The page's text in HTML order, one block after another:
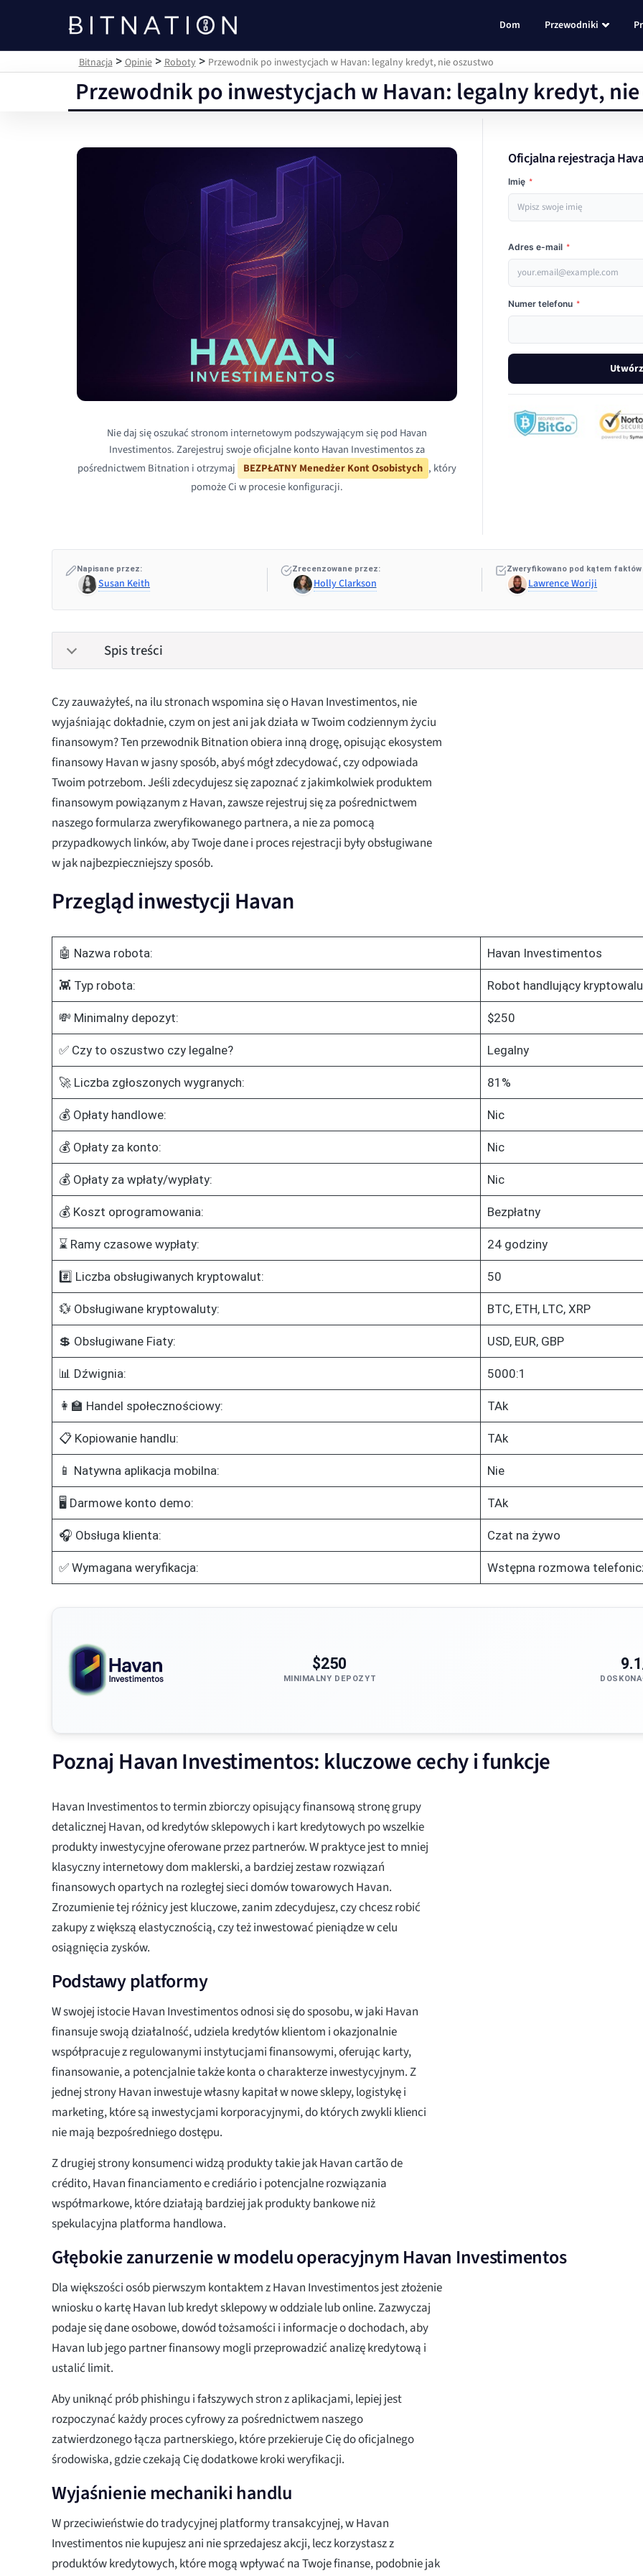
Bitnacja
Dom Przewodniki
Bitnacja >Opinie>Roboty> Przewodnik po inwestycjach w Havan: legalny kredyt, nie oszustwo
Przewodnik po inwestycjach w Havan: legalny kredyt,
Nie daj się oszukać stronom internetowym podszywającym się pod Havan
Investimentos. Zarejestruj swoje oficjalne konto Havan Investimentos za
pośrednictwem Bitnation i otrzymaj
BEZPŁATNY Menedżer Kont Osobistych , który
pomoże Ci w procesie konfiguracji.
Oficjalna rejestracja
Imię *
Adres e-mail *
Numer telefonu *
Napisane przez:
Susan Keith
Zrecenzowane przez:
Holly Clarkson
Zweryfikowano pod kątem
Lawrence Woriji
Spis treści
Czy zauważyłeś, na ilu stronach wspomina się o Havan Investimentos, nie
wyjaśniając dokładnie, czym on jest ani jak działa w Twoim codziennym życiu
finansowym? Ten przewodnik Bitnation obiera inną drogę, opisując ekosystem
finansowy Havan w jasny sposób, abyś mógł zdecydować, czy odpowiada
Twoim potrzebom. Jeśli zdecydujesz się zapoznać z jakimkolwiek produktem
finansowym powiązanym z Havan, zawsze rejestruj się za pośrednictwem
naszego formularza zweryfikowanego partnera, a nie za pomocą
przypadkowych linków, aby Twoje dane i proces rejestracji były obsługiwane
w jak najbezpieczniejszy sposób.
Przegląd inwestycji Havan
🤖 Nazwa robota: Havan Investimentos
👾 Typ robota: Robot handlujący
💸 Minimalny depozyt: $250
✅ Czy to oszustwo czy legalne? Legalny
🚀 Liczba zgłoszonych wygranych: 81%
💰 Opłaty handlowe: Nic
💰 Opłaty za konto: Nic
💰 Opłaty za wpłaty/wypłaty: Nic
💰 Koszt oprogramowania: Bezpłatny
⌛ Ramy czasowe wypłaty: 24 godziny
#️⃣ Liczba obsługiwanych kryptowalut: 50
💱 Obsługiwane kryptowaluty: BTC, ETH, LTC, XRP
💲 Obsługiwane Fiaty: USD, EUR, GBP
📊 Dźwignia: 5000:1
👩‍🏫 Handel społecznościowy: TAk
📋 Kopiowanie handlu: TAk
📱 Natywna aplikacja mobilna: Nie
🖥️ Darmowe konto demo: TAk
🎧 Obsługa klienta: Czat na żywo
✅ Wymagana weryfikacja: Wstępna rozmowa
$250
MINIMALNY DEPOZYT
Poznaj Havan Investimentos: kluczowe cechy i funkcje
Havan Investimentos to termin zbiorczy opisujący finansową stronę grupy
detalicznej Havan, od kredytów sklepowych i kart kredytowych po wszelkie
produkty inwestycyjne oferowane przez partnerów. W praktyce jest to mniej
klasyczny internetowy dom maklerski, a bardziej zestaw rozwiązań
finansowych opartych na rozległej sieci domów towarowych Havan.
Zrozumienie tej różnicy jest kluczowe, zanim zdecydujesz, czy chcesz robić
zakupy z większą elastycznością, czy też inwestować pieniądze w celu
osiągnięcia zysków.
Podstawy platformy
W swojej istocie Havan Investimentos odnosi się do sposobu, w jaki Havan
finansuje swoją działalność, udziela kredytów klientom i okazjonalnie
współpracuje z regulowanymi instytucjami finansowymi, oferując karty,
finansowanie, a potencjalnie także konta o charakterze inwestycyjnym. Z
jednej strony Havan inwestuje własny kapitał w nowe sklepy, logistykę i
marketing, które są inwestycjami korporacyjnymi, do których zwykli klienci
nie mają bezpośredniego dostępu.
Z drugiej strony konsumenci widzą produkty takie jak Havan cartão de
crédito, Havan financiamento e crediário i potencjalne rozwiązania
współmarkowe, które działają bardziej jak produkty bankowe niż
spekulacyjna platforma handlowa.
Głębokie zanurzenie w modelu operacyjnym Havan Investimentos
Dla większości osób pierwszym kontaktem z Havan Investimentos jest złożenie
wniosku o kartę Havan lub kredyt sklepowy w oddziale lub online. Zazwyczaj
podaje się dane osobowe, dowód tożsamości i informacje o dochodach, aby
Havan lub jego partner finansowy mogli przeprowadzić analizę kredytową i
ustalić limit.
Aby uniknąć prób phishingu i fałszywych stron z aplikacjami, lepiej jest
rozpoczynać każdy proces cyfrowy za pośrednictwem naszego
zatwierdzonego łącza partnerskiego, które przekieruje Cię do oficjalnego
środowiska, gdzie czekają Cię dodatkowe kroki weryfikacji.
Wyjaśnienie mechaniki handlu
W przeciwieństwie do tradycyjnej platformy transakcyjnej, w Havan
Investimentos nie kupujesz ani nie sprzedajesz akcji, lecz korzystasz z
produktów kredytowych, które mogą wpływać na Twoje finanse, podobnie jak